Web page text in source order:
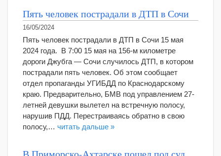
Пять человек пострадали в ДТП в Сочи
16/05/2024
Пять человек пострадали в ДТП в Сочи 15 мая
2024 года. В 7:00 15 мая на 156-м километре
дороги Джубга — Сочи случилось ДТП, в котором
пострадали пять человек. Об этом сообщает
отдел пропаганды УГИБДД по Краснодарскому
краю. Предварительно, БМВ под управлением 27-
летней девушки вылетел на встречную полосу,
нарушив ПДД. Перестраиваясь обратно в свою
полосу,… читать дальше »